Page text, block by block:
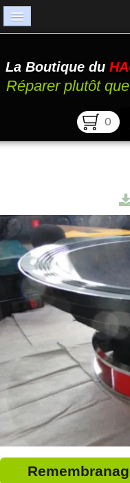
Catalogue
Atelier
La Boutique du
Réparer plutôt
0